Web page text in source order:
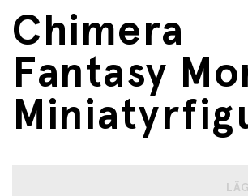
Chimera
Fantasy